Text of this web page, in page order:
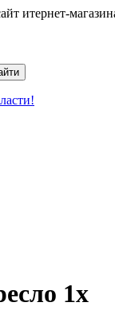
итернет-
1х